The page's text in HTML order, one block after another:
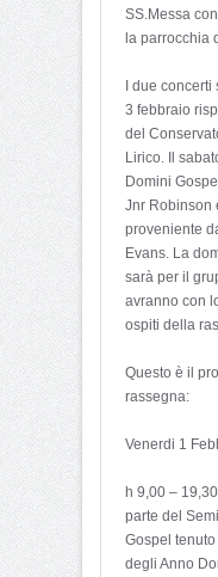
SS.Messa
la parrocchia
I due concerti
3 febbraio
del
Lirico. Il
Domini
Jnr Robinson
proveniente
Evans. La
sarà per il
avranno con
ospiti della
Questo è il
rassegna:
Venerdi 1
h 9,00 –
parte del
Gospel
degli Anno